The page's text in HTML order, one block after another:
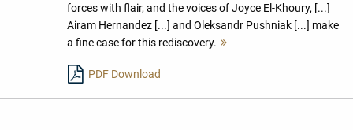
forces with flair, and the voices of Joyce El-Khoury, [...]
Airam Hernandez [...] and Oleksandr Pushniak [...] make
a fine case for this rediscovery.
PDF Download